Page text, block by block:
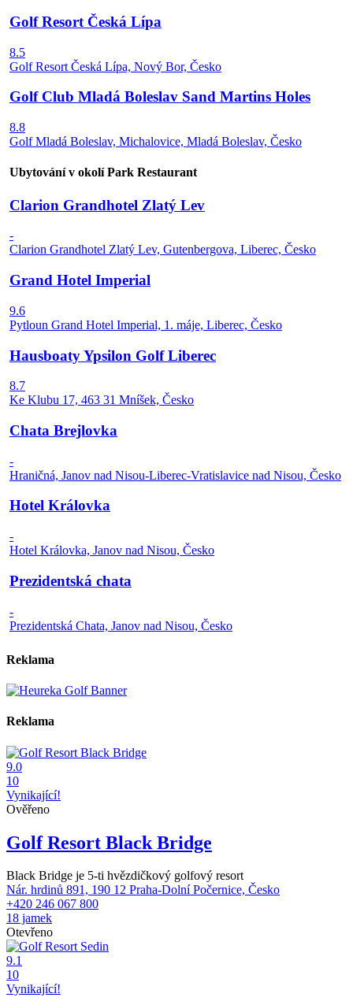
Golf Resort Česká Lípa
8.5
Golf Resort Česká Lípa, Nový Bor, Česko
Golf Club Mladá Boleslav Sand Martins Holes
8.8
Golf Mladá Boleslav, Michalovice, Mladá Boleslav, Česko
Ubytování v okolí Park Restaurant
Clarion Grandhotel Zlatý Lev
-
Clarion Grandhotel Zlatý Lev, Gutenbergova, Liberec, Česko
Grand Hotel Imperial
9.6
Pytloun Grand Hotel Imperial, 1. máje, Liberec, Česko
Hausboaty Ypsilon Golf Liberec
8.7
Ke Klubu 17, 463 31 Mníšek, Česko
Chata Brejlovka
-
Hraničná, Janov nad Nisou-Liberec-Vratislavice nad Nisou, Česko
Hotel Královka
-
Hotel Královka, Janov nad Nisou, Česko
Prezidentská chata
-
Prezidentská Chata, Janov nad Nisou, Česko
Reklama
Reklama
9.0
10
Vynikající!
Ověřeno
Golf Resort Black Bridge
Black Bridge je 5-ti hvězdičkový golfový resort
Nár. hrdinů 891, 190 12 Praha-Dolní Počernice, Česko
+420 246 067 800
18 jamek
Otevřeno
9.1
10
Vynikající!